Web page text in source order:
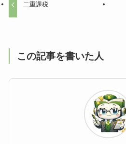
二重課税
この記事を書いた人